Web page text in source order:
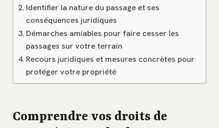
Identifier la nature du passage et ses
conséquences juridiques
Démarches amiables pour faire cesser les
passages sur votre terrain
Recours juridiques et mesures concrètes pour
protéger votre propriété
Comprendre vos droits de